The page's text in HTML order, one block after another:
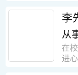
李
从
在
进